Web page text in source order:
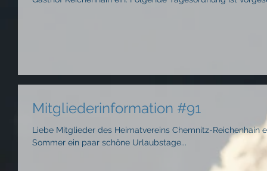
Mitgliederinformation #91
Liebe Mitglieder des Heimatvereins Chemnitz-Reichenhain
Sommer ein paar schöne Urlaubstage...